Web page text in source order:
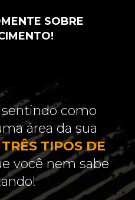
como
área da sua
TRÊS TIPOS DE
você nem sabe
SOBRE